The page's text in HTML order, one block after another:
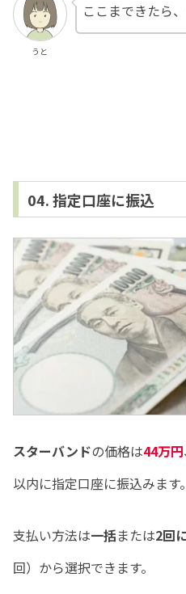
うと
ここまできたら
04. 指定口座に振込
スターバンドの価格は44万円
以内に指定口座に振込みます。
支払い方法は一括または2回
回）から選択できます。